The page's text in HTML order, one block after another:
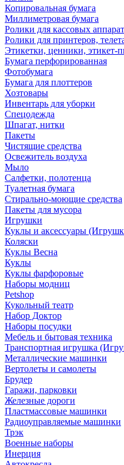
Копировальная бумага
Миллиметровая бумага
Ролики для кассовых
Ролики для принтеров,
Этикетки, ценники, этикет-
Бумага перфорированная
Фотобумага
Бумага для плоттеров
Хозтовары
Инвентарь для уборки
Спецодежда
Шпагат, нитки
Пакеты
Чистящие средства
Освежитель воздуха
Мыло
Салфетки, полотенца
Туалетная бумага
Стирально-моющие средства
Пакеты для мусора
Игрушки
Куклы и аксессуары
Коляски
Куклы Весна
Куклы
Куклы фарфоровые
Наборы модниц
Petshop
Кукольный театр
Набор Доктор
Наборы посудки
Мебель и бытовая техника
Транспортная игрушка
Металлические машинки
Вертолеты и самолеты
Брудер
Гаражи, парковки
Железные дороги
Пластмассовые машинки
Радиоуправляемые машинки
Трэк
Военные наборы
Инерция